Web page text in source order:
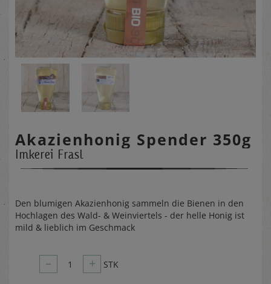
Akazienhonig Spender 350g
Imkerei Frasl
Den blumigen Akazienhonig sammeln die Bienen in den
Hochlagen des Wald- & Weinviertels - der helle Honig ist
mild & lieblich im Geschmack
– 1 + STK